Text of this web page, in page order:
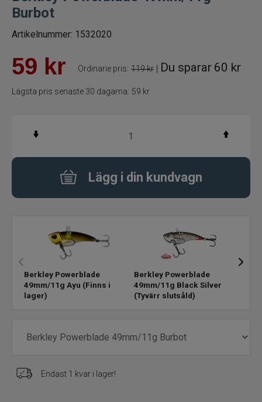
Betespaket
Wobbler
Vibrationsbeten Bladebaits
Ytbete
Gäddspinnare
Spinnare
Skeddrag
Trollingbeten
Burbot
Artikelnummer: 1532020
59 kr Ordinarie pris: 119 kr | Du sparar 60 kr
Lägsta pris senaste 30 dagarna: 59 kr
Lägg i din kundvagn
Berkley Powerblade
49mm/11g Ayu (Finns i
lager)
Berkley Powerblade
49mm/11g Black Silver
(Tyvärr slutsåld)
Endast 1 kvar i lager!